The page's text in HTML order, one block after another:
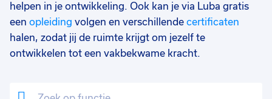
helpen in je ontwikkeling. Ook kan je via Luba gratis
een opleiding volgen en verschillende certificaten
halen, zodat jij de ruimte krijgt om jezelf te
ontwikkelen tot een vakbekwame kracht.